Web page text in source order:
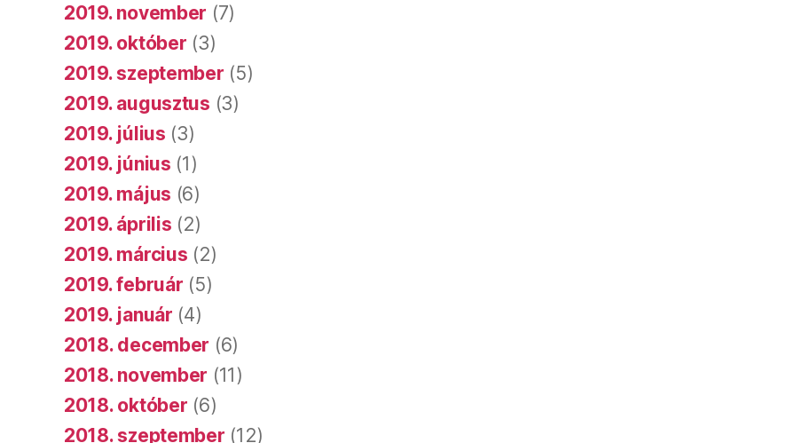
2019. november (7)
2019. október (3)
2019. szeptember (5)
2019. augusztus (3)
2019. július (3)
2019. június (1)
2019. május (6)
2019. április (2)
2019. március (2)
2019. február (5)
2019. január (4)
2018. december (6)
2018. november (11)
2018. október (6)
2018. szeptember (12)